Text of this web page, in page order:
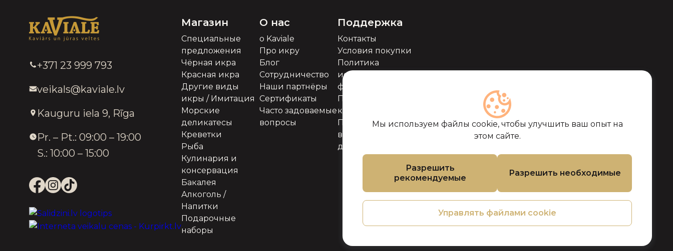
Мы используем файлы cookie, чтобы улучшить ваш опыт на
этом сайте.
Разрешить
рекомендуемые
Разрешить необходимые
Управлять файлами cookie
+371 23 999 793
veikals@kaviale.lv
Kauguru iela 9, Rīga
Pr. – Pt.: 09:00 – 19:00
S.: 10:00 – 15:00
Магазин
Специальные
предложения
Чёрная икра
Красная икра
Другие виды
икры / Имитация
Морские
деликатесы
Креветки
Рыба
Кулинария и
консервация
Бакалея
Алкоголь /
Напитки
Подарочные
наборы
О нас
о Kaviale
Про икру
Блог
Сотрудничество
Наши партнёры
Сертификаты
Часто задоваемые
вопросы
Поддержка
Контакты
Условия покупки
Политика
использования
файлов cookie
Политика
конфиденциальности
Политика
возврата товара и
денег